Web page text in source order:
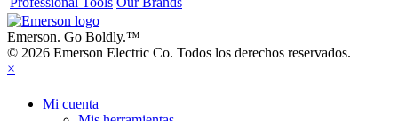
Emerson. Go Boldly.™
© 2026 Emerson Electric Co. Todos los derechos reservados.
×
Mi cuenta